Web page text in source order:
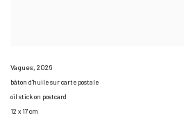
Vagues, 2026
bâton d'huile sur carte postale
oil stick on postcard
12 x 17 cm